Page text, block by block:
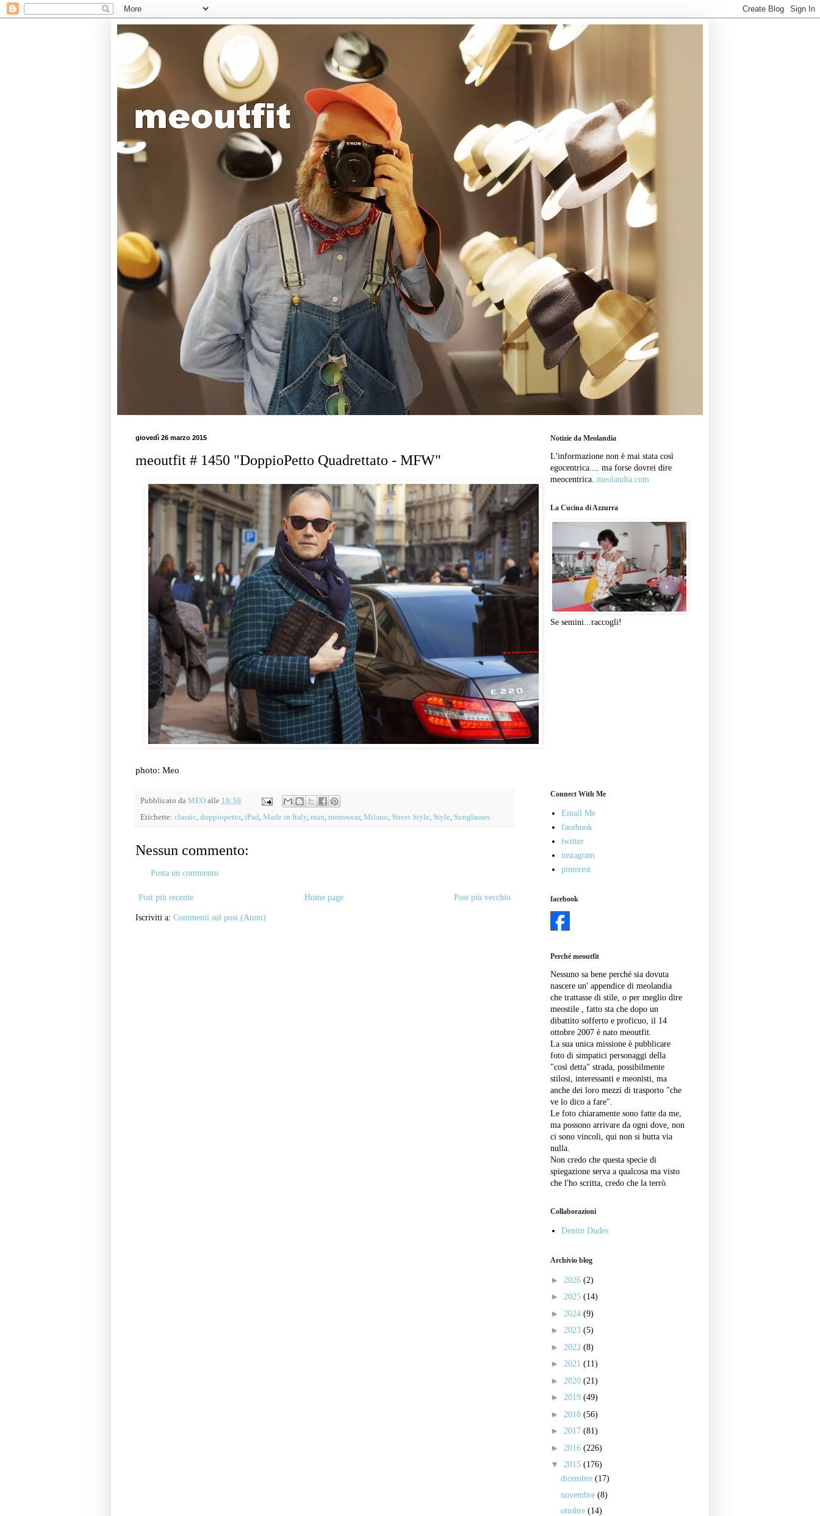
giovedì 26 marzo 2015
meoutfit # 1450 "DoppioPetto Quadrettato - MFW"
photo: Meo
Pubblicato da MEO alle 16:59
Etichette: classic, doppiopetto, iPad, Made in Italy, man, menswear, Milano, Street Style, Style, Sunglasses
Nessun commento:
Posta un commento
Post più recente Post più vecchio
Home page
Iscriviti a: Commenti sul post (Atom)
Notizie da Meolandia
L'informazione non è mai stata così
egocentrica.... ma forse dovrei dire
meocentrica. meolandia.com
La Cucina di Azzurra
Se semini...raccogli!
Connect With Me
Email Me
facebook
twitter
instagram
pinterest
facebook
Perché meoutfit
Nessuno sa bene perché sia dovuta
nascere un' appendice di meolandia
che trattasse di stile, o per meglio dire
meostile , fatto sta che dopo un
dibattito sofferto e proficuo, il 14
ottobre 2007 è nato meoutfit.
La sua unica missione è pubblicare
foto di simpatici personaggi della
"così detta" strada, possibilmente
stilosi, interessanti e meonisti, ma
anche dei loro mezzi di trasporto "che
ve lo dico a fare".
Le foto chiaramente sono fatte da me,
ma possono arrivare da ogni dove, non
ci sono vincoli, qui non si butta via
nulla.
Non credo che questa specie di
spiegazione serva a qualcosa ma visto
che l'ho scritta, credo che la terrò.
Collaborazioni
Denim Dudes
Archivio blog
► 2026 (2)
► 2025 (14)
► 2024 (9)
► 2023 (5)
► 2022 (8)
► 2021 (11)
► 2020 (21)
► 2019 (49)
► 2018 (56)
► 2017 (81)
► 2016 (226)
▼ 2015 (176)
dicembre (17)
novembre (8)
ottobre (14)